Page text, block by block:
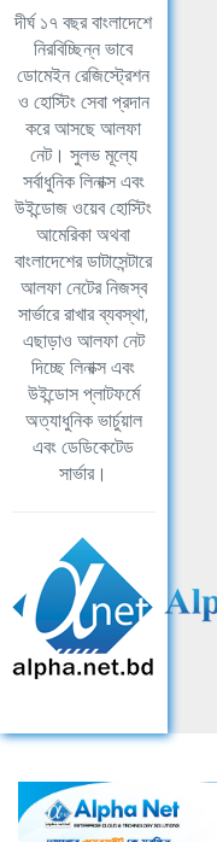
দীর্ঘ ১৭ বছর বাংলাদেশে
নিরবিচ্ছিন্ন ভাবে
ডোমেইন রেজিস্ট্রেশন
ও হোস্টিং সেবা প্রদান
করে আসছে আলফা
নেট। সুলভ মূল্যে
সর্বাধুনিক লিনাক্স এবং
উইন্ডোজ ওয়েব হোস্টিং
আমেরিকা অথবা
বাংলাদেশের ডাটাসেন্টারে
আলফা নেটের নিজস্ব
সার্ভারে রাখার ব্যবস্থা,
এছাড়াও আলফা নেট
দিচ্ছে লিনাক্স এবং
উইন্ডোস প্লাটফর্মে
অত্যাধুনিক ভার্চুয়াল
এবং ডেডিকেটেড
সার্ভার।